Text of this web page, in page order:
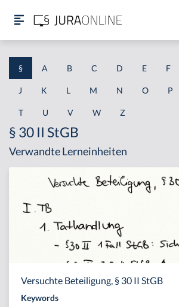
§ A B C D E F
J K L M N O P
T U V W Z
§ 30 II StGB
Verwandte Lerneinheiten
Versuchte Beteiligung, § 30 II StGB
Keywords